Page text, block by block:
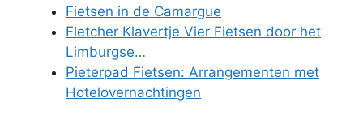
Fietsen in de Camargue
Fletcher Klavertje Vier Fietsen door het
Limburgse…
Pieterpad Fietsen: Arrangementen met
Hotelovernachtingen